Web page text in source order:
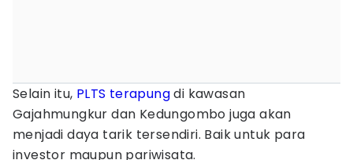
Selain itu, PLTS terapungdi kawasan
Gajahmungkur dan Kedungombo juga akan
menjadi daya tarik tersendiri. Baik untuk para
investor maupun pariwisata.